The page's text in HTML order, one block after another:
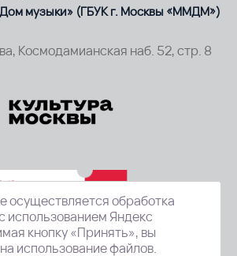
музыки» (ГБУК г. Москвы «ММДМ»)
Космодамианская наб. 52, стр. 8
осуществляется обработка
использованием Яндекс
кнопку «Принять», вы
использование файлов.